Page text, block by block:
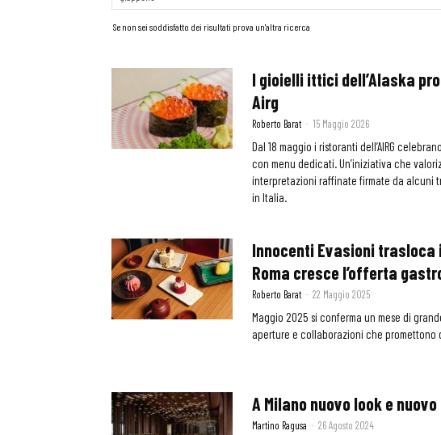
Se non sei soddisfatto dei risultati prova un'altra ricerca
I gioielli ittici dell’Alaska
Airg
Roberto Barat - 15 Maggio 2026
Dal 18 maggio i ristoranti dell’AIRG
con menu dedicati. Un’iniziativa che
interpretazioni raffinate firmate da alcuni
in Italia.
Innocenti Evasioni trasloca
Roma cresce l’offerta
Roberto Barat - 22 Maggio 2025
Maggio 2025 si conferma un mese di
aperture e collaborazioni che
A Milano nuovo look e
Martino Ragusa - 26 Agosto 2024